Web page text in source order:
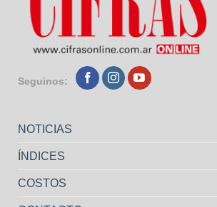
Seguinos:
NOTICIAS
ÍNDICES
COSTOS